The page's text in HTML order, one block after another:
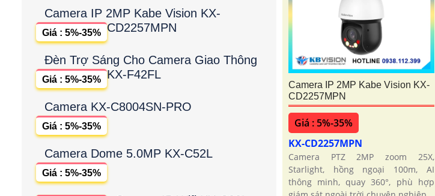
Camera IP 2MP Kabe Vision KX-
CD2257MPN
Giá : 5%-35%
Đèn Trợ Sáng Cho Camera Giao Thông
KX-F42FL
Giá : 5%-35%
Camera KX-C8004SN-PRO
Giá : 5%-35%
Camera Dome 5.0MP KX-C52L
Giá : 5%-35%
Camera IP 2MP Kabe Vision KX-
CD2257MPN
Giá : 5%-35%
KX-CD2257MPN
Camera PTZ 2MP zoom 25X,
Starlight, hồng ngoại 100m, AI
thông minh, quay 360°, phù hợp